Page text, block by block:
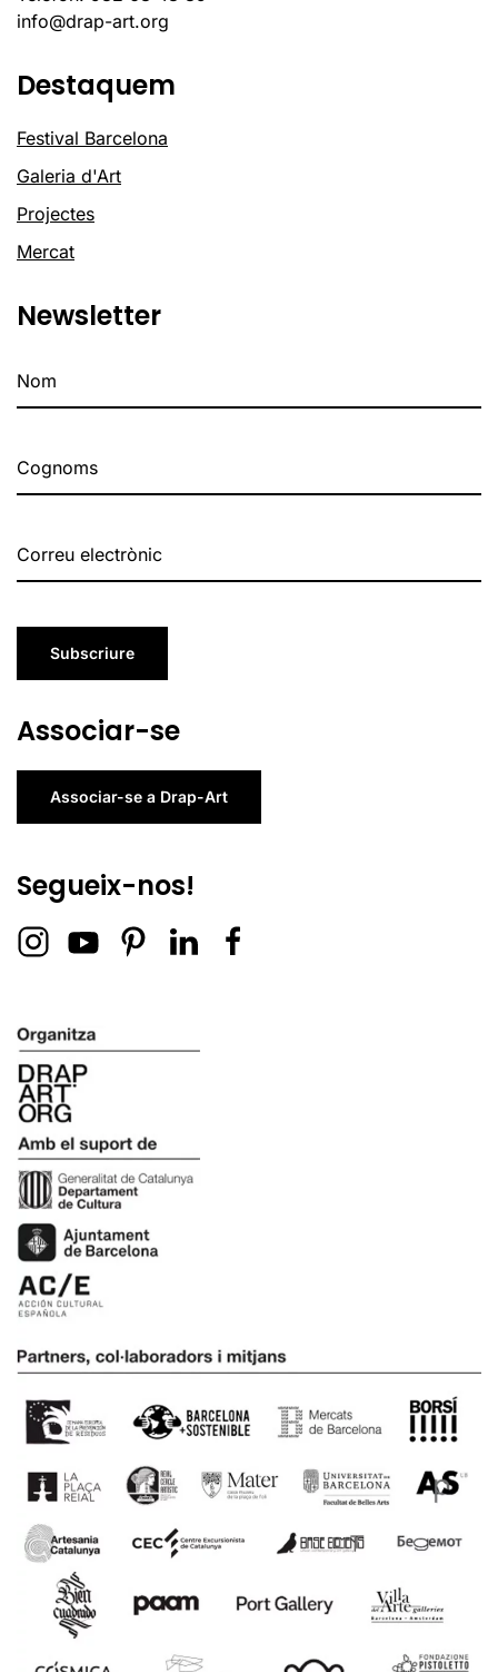
info@drap-art.org
Destaquem
Festival Barcelona
Galeria d'Art
Projectes
Mercat
Newsletter
Subscriure
Associar-se
Associar-se a Drap-Art
Segueix-nos!